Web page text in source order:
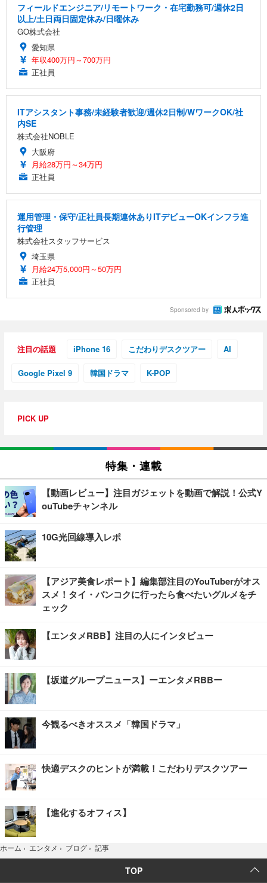
フィールドエンジニア/リモートワーク・在宅勤務可/週休2日
以上/土日両日固定休み/日曜休み
GO株式会社
愛知県
年収400万円～700万円
正社員
ITアシスタント事務/未経験者歓迎/週休2日制/WワークOK/社
内SE
株式会社NOBLE
大阪府
月給28万円～34万円
正社員
運用管理・保守/正社員長期連休ありITデビューOKインフラ進
行管理
株式会社スタッフサービス
埼玉県
月給24万5,000円～50万円
正社員
Sponsored by
注目の話題 iPhone 16 こだわりデスクツアー AI
Google Pixel 9 韓国ドラマ K-POP
PICK UP
特集・連載
【動画レビュー】注目ガジェットを動画で解説！公式Y
ouTubeチャンネル
10G光回線導入レポ
【アジア美食レポート】編集部注目のYouTuberがオス
スメ！タイ・バンコクに行ったら食べたいグルメをチ
ェック
【エンタメRBB】注目の人にインタビュー
【坂道グループニュース】ーエンタメRBBー
今観るべきオススメ「韓国ドラマ」
快適デスクのヒントが満載！こだわりデスクツアー
【進化するオフィス】
ホーム › エンタメ › ブログ › 記事
TOP